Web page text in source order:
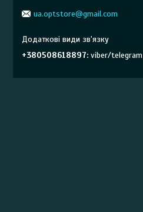
ua.optstore@gmail.com
+380508618897 viber/telegram